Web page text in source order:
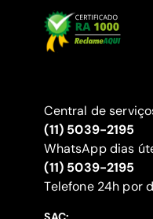
Central de
(11) 5039-2195
WhatsApp dias
(11) 5039-2195
‍Telefone 24h por